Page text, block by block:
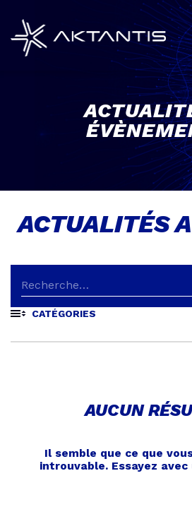
contenu
principal
ACTUALITÉS
CATÉGORIES
AUCUN
Il semble que ce que
introuvable. Essayez